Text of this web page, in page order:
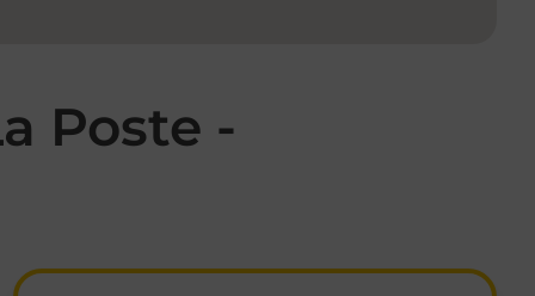
Poste -